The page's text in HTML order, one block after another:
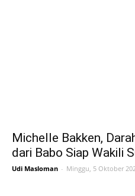
Michelle Bakken,
dari Babo Siap Wakili
Udi Masloman - Minggu, 5 Oktober